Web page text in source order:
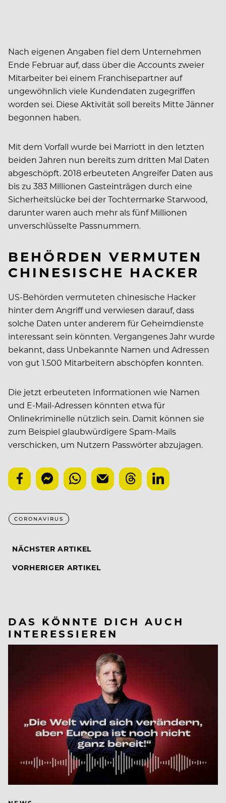
Nach eigenen Angaben fiel dem Unternehmen
Ende Februar auf, dass über die Accounts zweier
Mitarbeiter bei einem Franchisepartner auf
ungewöhnlich viele Kundendaten zugegriffen
worden sei. Diese Aktivität soll bereits Mitte Jänner
begonnen haben.
Mit dem Vorfall wurde bei Marriott in den letzten
beiden Jahren nun bereits zum dritten Mal Daten
abgeschöpft. 2018 erbeuteten Angreifer Daten aus
bis zu 383 Millionen Gasteinträgen durch eine
Sicherheitslücke bei der Tochtermarke Starwood,
darunter waren auch mehr als fünf Millionen
unverschlüsselte Passnummern.
BEHÖRDEN VERMUTEN
CHINESISCHE HACKER
US-Behörden vermuteten chinesische Hacker
hinter dem Angriff und verwiesen darauf, dass
solche Daten unter anderem für Geheimdienste
interessant sein könnten. Vergangenes Jahr wurde
bekannt, dass Unbekannte Namen und Adressen
von gut 1.500 Mitarbeitern abschöpfen konnten.
Die jetzt erbeuteten Informationen wie Namen
und E-Mail-Adressen könnten etwa für
Onlinekriminelle nützlich sein. Damit können sie
zum Beispiel glaubwürdigere Spam-Mails
verschicken, um Nutzern Passwörter abzujagen.
CORONAVIRUS
NÄCHSTER ARTIKEL
VORHERIGER ARTIKEL
DAS KÖNNTE DICH AUCH
INTERESSIEREN